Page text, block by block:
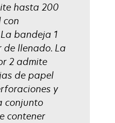
hasta 200
con
bandeja 1
de llenado. La
2 admite
de papel
y
conjunto
contener